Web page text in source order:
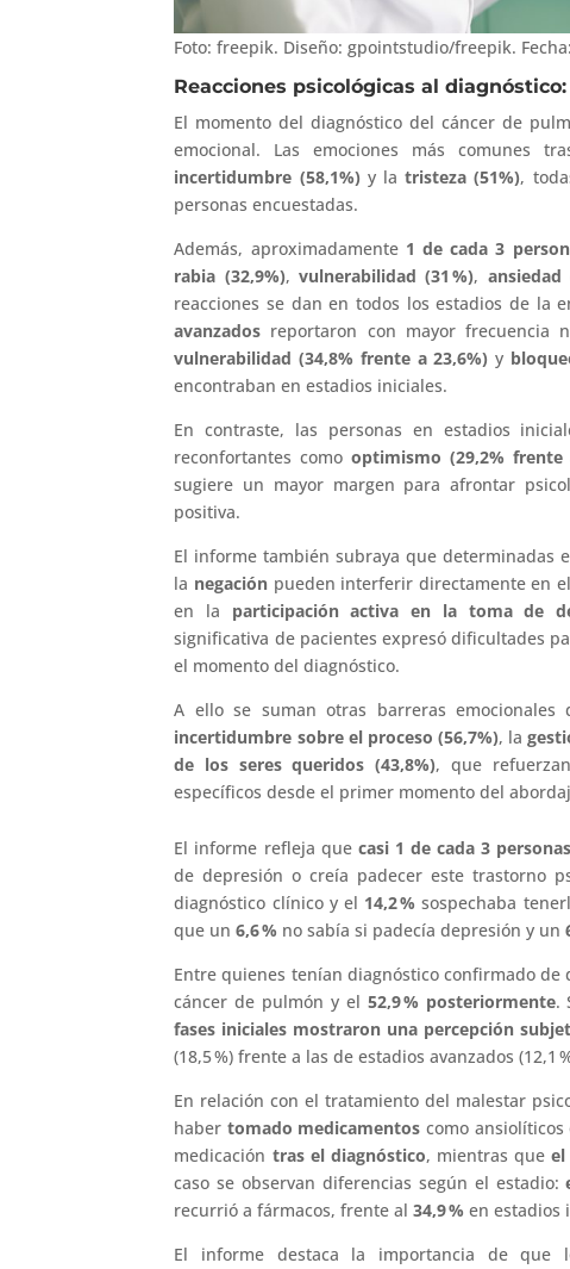
Foto: freepik. Diseño: gpointstudio/freepik.
Reacciones psicológicas al
El momento del diagnóstico del cáncer de
emocional. Las emociones más comunes
incertidumbre (58,1%) y latristeza (51%),
personas encuestadas.
Además, aproximadamente 1 de cada 3
rabia (32,9%), vulnerabilidad (31 %), ansiedad
reacciones se dan en todos los estadios de la
avanzados reportaron con mayor frecuencia
vulnerabilidad (34,8% frente a 23,6%) y
encontraban en estadios iniciales.
En contraste, las personas en estadios
reconfortantes como optimismo (29,2% frente
sugiere un mayor margen para afrontar
positiva.
El informe también subraya que determinadas
la negaciónpueden interferir directamente en
en la participación activa en la toma de
significativa de pacientes expresó dificultades
el momento del diagnóstico.
A ello se suman otras barreras
incertidumbre sobre el proceso (56,7%), la
de los seres queridos (43,8%), que
específicos desde el primer momento del
El informe refleja que casi 1 de cada 3
de depresión o creía padecer este trastorno
diagnóstico clínico y el 14,2% sospechaba
que un6,6% no sabía si padecía depresión y un
Entre quienes tenían diagnóstico confirmado
cáncer de pulmón y el 52,9% posteriormente.
fases iniciales mostraron una percepción
(18,5 %) frente a las de estadios avanzados (12,1
En relación con el tratamiento del malestar
haber tomado medicamentos como
medicación tras el diagnóstico, mientras queel
caso se observan diferencias según el estadio:
recurrió a fármacos, frente al34,9% en estadios
El informe destaca la importancia de que